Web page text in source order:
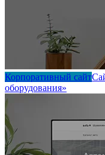
Корпоративный сайт
оборудования»